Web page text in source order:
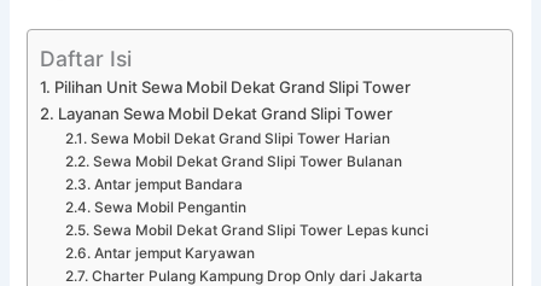
Daftar Isi
Pilihan Unit Sewa Mobil Dekat Grand Slipi Tower
Layanan Sewa Mobil Dekat Grand Slipi Tower
Sewa Mobil Dekat Grand Slipi Tower Harian
Sewa Mobil Dekat Grand Slipi Tower Bulanan
Antar jemput Bandara
Sewa Mobil Pengantin
Sewa Mobil Dekat Grand Slipi Tower Lepas kunci
Antar jemput Karyawan
Charter Pulang Kampung Drop Only dari Jakarta